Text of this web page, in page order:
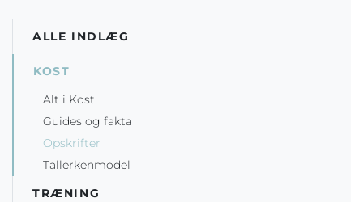
ALLE INDLÆG
KOST
Alt i Kost
Guides og fakta
Opskrifter
Tallerkenmodel
TRÆNING